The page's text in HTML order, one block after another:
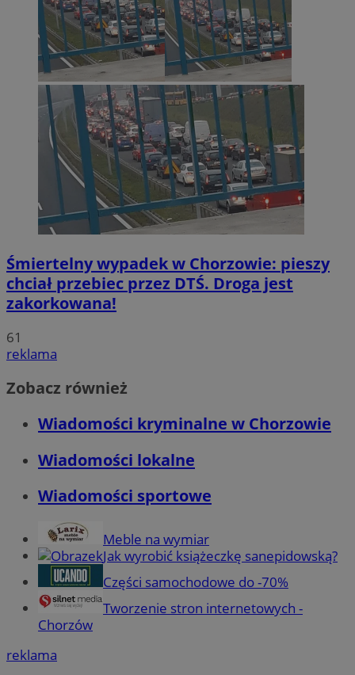
Śmiertelny wypadek w Chorzowie: pieszy
chciał przebiec przez DTŚ. Droga jest
zakorkowana!
61
reklama
Zobacz również
Wiadomości kryminalne w Chorzowie
Wiadomości lokalne
Wiadomości sportowe
Meble na wymiar
Jak wyrobić książeczkę sanepidowską?
Części samochodowe do -70%
Tworzenie stron internetowych -
Chorzów
reklama